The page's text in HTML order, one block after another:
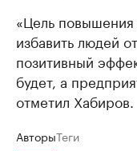
«Цель повышения
избавить людей
позитивный
будет, а
отметил Хабиров.
АвторыТеги